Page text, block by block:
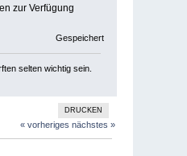
zur Verfügung
Gespeichert
selten wichtig sein.
DRUCKEN
« vorheriges nächstes »